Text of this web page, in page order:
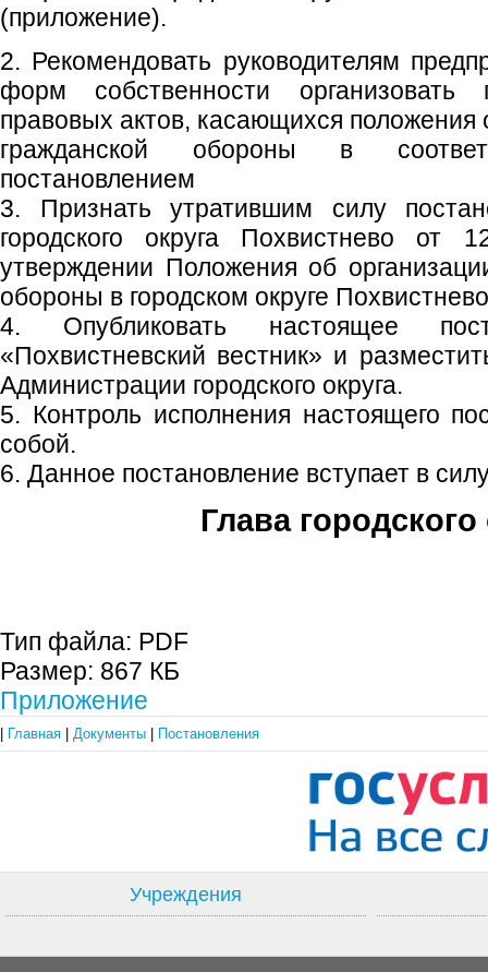
(приложение).
2. Рекомендовать руководителям
форм собственности организовать
правовых актов, касающихся положения
гражданской обороны в
постановлением
3. Признать утратившим силу
городского округа Похвистнево
утверждении Положения об
обороны в городском округе
4. Опубликовать настоящее
«Похвистневский вестник» и
Администрации городского округа.
5. Контроль исполнения настоящего
собой.
6. Данное постановление вступает в
Глава городского
Тип файла: PDF
Размер: 867 КБ
Приложение
Главная Документы Постановления
Учреждения